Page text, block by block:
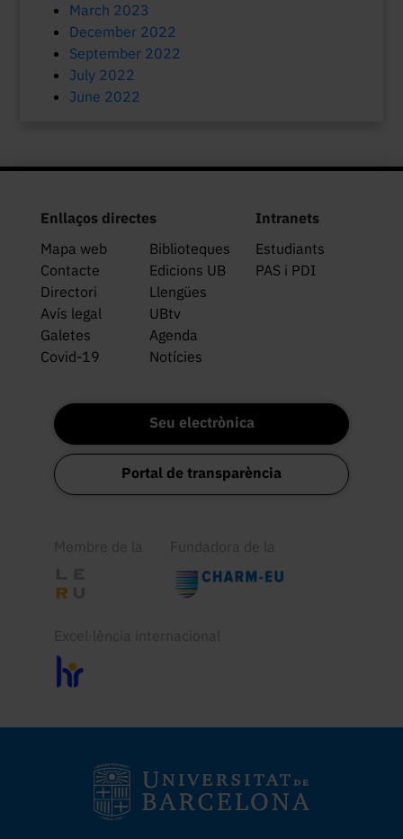
March 2023
December 2022
September 2022
July 2022
June 2022
Enllaços directes
Mapa web
Biblioteques
Contacte
Edicions UB
Directori
Llengües
Avís legal
UBtv
Galetes
Agenda
Covid-19
Notícies
Intranets
Estudiants
PAS i PDI
Seu electrònica
Portal de transparència
Membre de la Fundadora de la
Excel·lència internacional